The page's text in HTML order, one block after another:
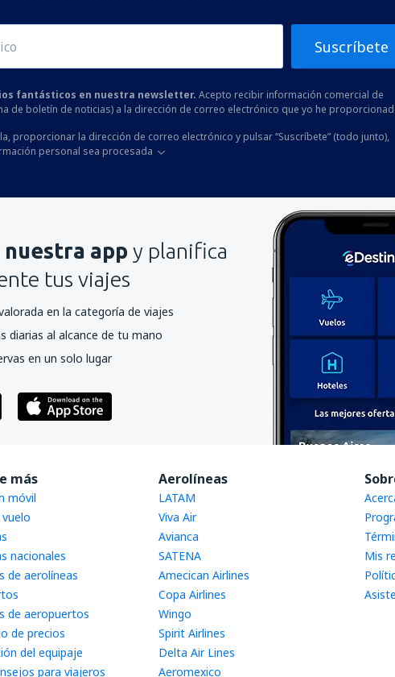
Suscríbete
fantásticos en nuestra newsletter. Acepto recibir información comercial de
de boletín de noticias) a la dirección de correo electrónico que yo he
proporcionar la dirección de correo electrónico y pulsar “Suscríbete” (todo junto),
personal sea procesada
nuestra app y planifica
tus viajes
en la categoría de viajes
diarias al alcance de tu mano
en un solo lugar
más
móvil
nacionales
de aerolíneas
de aeropuertos
de precios
del equipaje
para viajeros
Aerolíneas
LATAM
Viva Air
Avianca
SATENA
Amecican Airlines
Copa Airlines
Wingo
Spirit Airlines
Delta Air Lines
Aeromexico
Mis